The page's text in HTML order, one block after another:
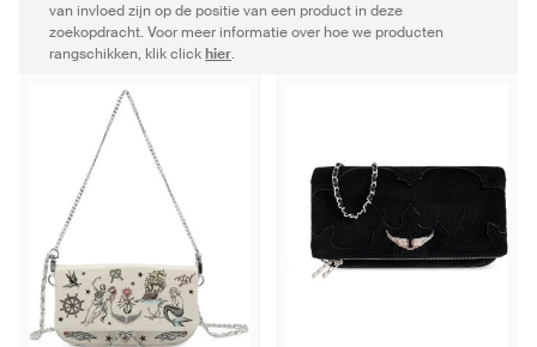
van invloed zijn op de positie van een product in deze
zoekopdracht. Voor meer informatie over hoe we producten
rangschikken, klik clickhier.